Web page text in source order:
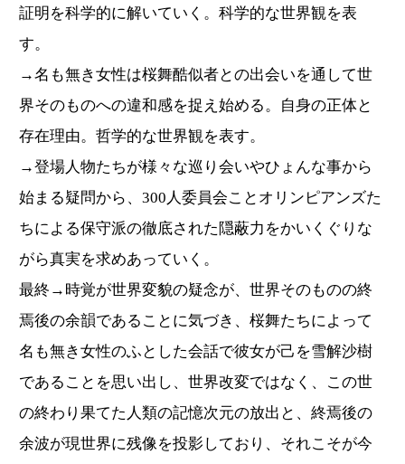
証明を科学的に解いていく。科学的な世界観を表
す。
→名も無き女性は桜舞酷似者との出会いを通して世
界そのものへの違和感を捉え始める。自身の正体と
存在理由。哲学的な世界観を表す。
→登場人物たちが様々な巡り会いやひょんな事から
始まる疑問から、300人委員会ことオリンピアンズた
ちによる保守派の徹底された隠蔽力をかいくぐりな
がら真実を求めあっていく。
最終→時覚が世界変貌の疑念が、世界そのものの終
焉後の余韻であることに気づき、桜舞たちによって
名も無き女性のふとした会話で彼女が己を雪解沙樹
であることを思い出し、世界改変ではなく、この世
の終わり果てた人類の記憶次元の放出と、終焉後の
余波が現世界に残像を投影しており、それこそが今